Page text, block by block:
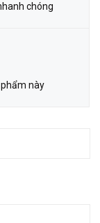
chóng
này